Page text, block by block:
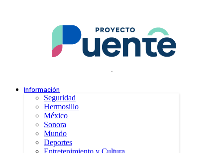
.
Información
Seguridad
Hermosillo
México
Sonora
Mundo
Deportes
Entretenimiento y Cultura